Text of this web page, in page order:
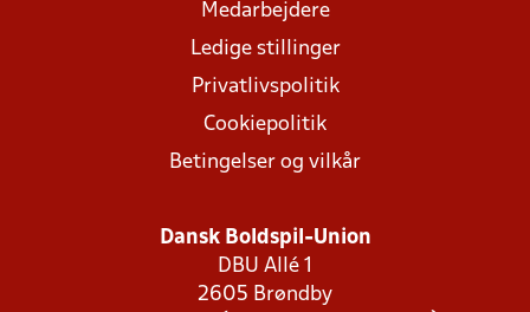
Medarbejdere
Ledige stillinger
Privatlivspolitik
Cookiepolitik
Betingelser og vilkår
Dansk Boldspil-Union
DBU Allé 1
2605 Brøndby